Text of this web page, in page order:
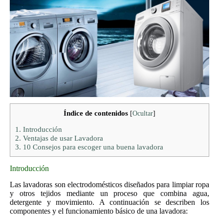
Índice de contenidos [Ocultar]
1. Introducción
2. Ventajas de usar Lavadora
3. 10 Consejos para escoger una buena lavadora
Introducción
Las lavadoras son electrodomésticos diseñados para limpiar ropa
y otros tejidos mediante un proceso que combina agua,
detergente y movimiento. A continuación se describen los
componentes y el funcionamiento básico de una lavadora: